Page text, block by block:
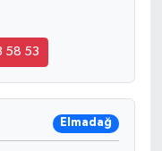
58 53
Elmadağ